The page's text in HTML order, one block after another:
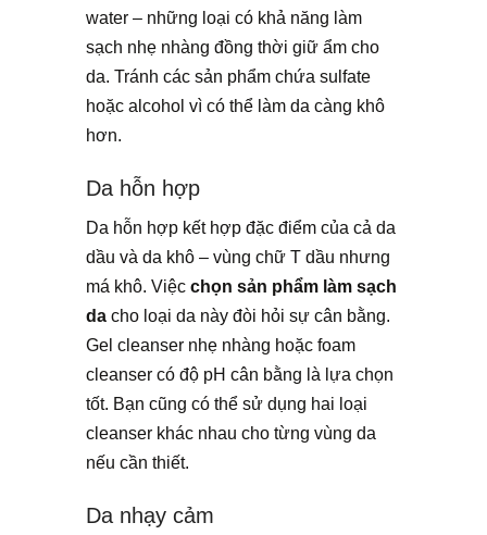
water – những loại có khả năng làm
sạch nhẹ nhàng đồng thời giữ ẩm cho
da. Tránh các sản phẩm chứa sulfate
hoặc alcohol vì có thể làm da càng khô
hơn.
Da hỗn hợp
Da hỗn hợp kết hợp đặc điểm của cả da
dầu và da khô – vùng chữ T dầu nhưng
má khô. Việc chọn sản phẩm làm sạch
da cho loại da này đòi hỏi sự cân bằng.
Gel cleanser nhẹ nhàng hoặc foam
cleanser có độ pH cân bằng là lựa chọn
tốt. Bạn cũng có thể sử dụng hai loại
cleanser khác nhau cho từng vùng da
nếu cần thiết.
Da nhạy cảm